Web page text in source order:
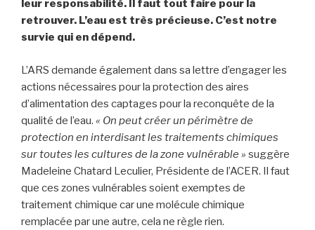
leur responsabilité. Il faut tout faire pour la
retrouver. L’eau est très précieuse. C’est notre
survie qui en dépend.
L’ARS demande également dans sa lettre d’engager les
actions nécessaires pour la protection des aires
d’alimentation des captages pour la reconquête de la
qualité de l’eau. « On peut créer un périmètre de
protection en interdisant les traitements chimiques
sur toutes les cultures de la zone vulnérable » suggère
Madeleine Chatard Leculier, Présidente de l’ACER. Il faut
que ces zones vulnérables soient exemptes de
traitement chimique car une molécule chimique
remplacée par une autre, cela ne règle rien.